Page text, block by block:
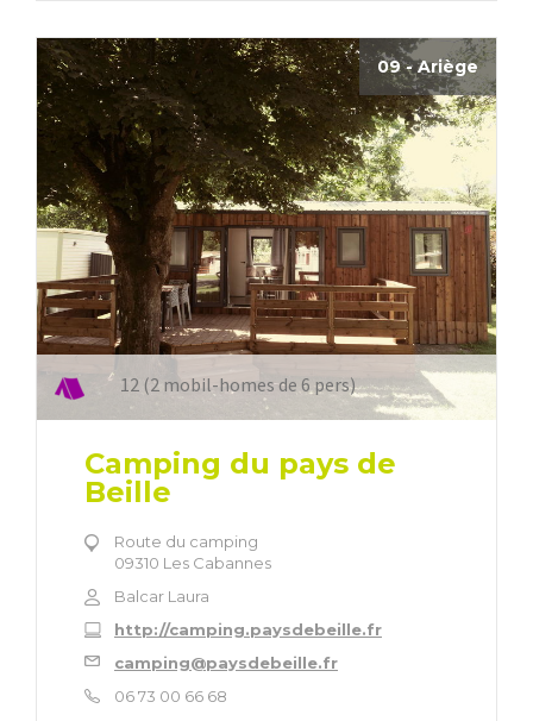
09 - Ariège
12 (2 mobil-homes de 6 pers)
Camping du pays de
Beille
Route du camping
09310 Les Cabannes
Balcar Laura
http://camping.paysdebeille.fr
camping@paysdebeille.fr
06 73 00 66 68